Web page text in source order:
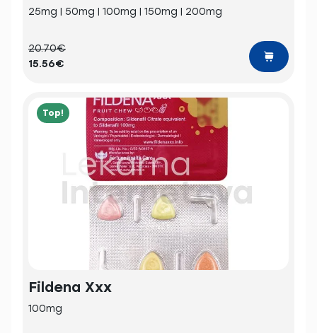
25mg | 50mg | 100mg | 150mg | 200mg
20.70€
15.56€
Top!
Fildena Xxx
100mg